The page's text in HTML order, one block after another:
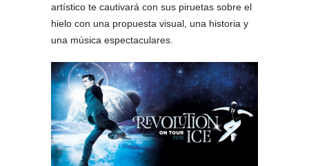
artístico te cautivará con sus piruetas sobre el
hielo con una propuesta visual, una historia y
una música espectaculares.